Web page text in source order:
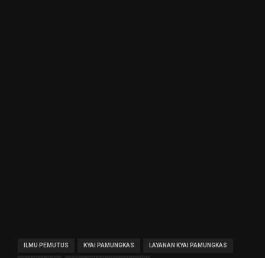
ILMU PEMUTUS KYAI PAMUNGKAS LAYANAN KYAI PAMUNGKAS